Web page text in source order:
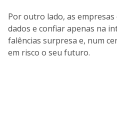
Por outro lado, as
dados e confiar apenas na
falências surpresa e, num
em risco o seu futuro.